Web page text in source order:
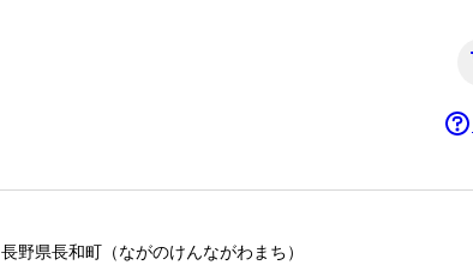
長野県長和町 （ながのけんながわまち）